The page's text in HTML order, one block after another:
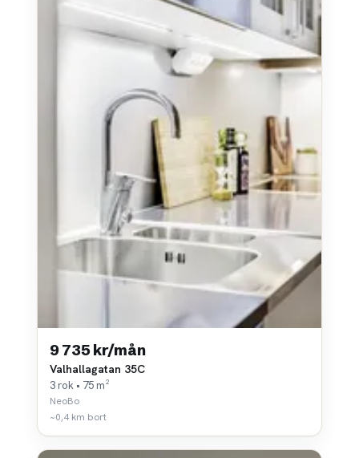
9 735 kr/mån
Valhallagatan 35C
3 rok • 75 m²
NeoBo
~0,4 km bort